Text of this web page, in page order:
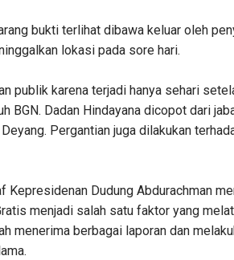
bukti terlihat dibawa keluar oleh
lokasi pada sore hari.
publik karena terjadi hanya sehari
BGN. Dadan Hindayana dicopot dari
Pergantian juga dilakukan
Kepresidenan Dudung Abdurachman
menjadi salah satu faktor yang
menerima berbagai laporan dan